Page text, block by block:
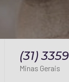
(31)
Minas Gerais